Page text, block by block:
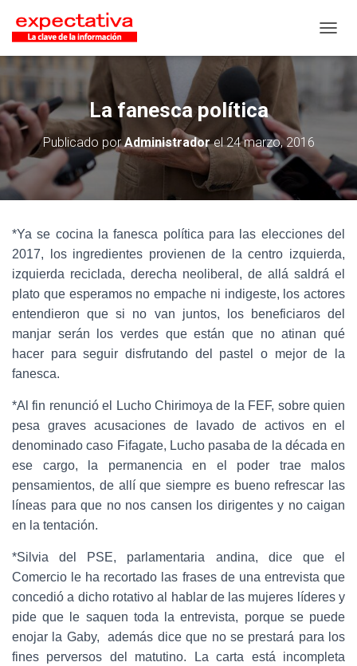
La fanesca política
Publicado porAdministradorel24 marzo, 2016
*Ya se cocina la fanesca política para las elecciones del
2017, los ingredientes provienen de la centro izquierda,
izquierda reciclada, derecha neoliberal, de allá saldrá el
plato que esperamos no empache ni indigeste, los actores
entendieron que si no van juntos, los beneficiaros del
manjar serán los verdes que están que no atinan qué
hacer para seguir disfrutando del pastel o mejor de la
fanesca.
*Al fin renunció el Lucho Chirimoya de la FEF, sobre quien
pesa graves acusaciones de lavado de activos en el
denominado caso Fifagate, Lucho pasaba de la década en
ese cargo, la permanencia en el poder trae malos
pensamientos, de allí que siempre es bueno refrescar las
líneas para que no nos cansen los dirigentes y no caigan
en la tentación.
*Silvia del PSE, parlamentaria andina, dice que el
Comercio le ha recortado las frases de una entrevista que
concedió a dicho rotativo al hablar de las mujeres líderes y
pide que le saquen toda la entrevista, porque se puede
enojar la Gaby, además dice que no se prestará para los
fines perversos del matutino. La carta está incompleta